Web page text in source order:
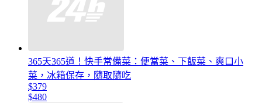
365天365道！快手常備菜：便當菜、下飯菜、爽口小
菜，冰箱保存，隨取隨吃
$379
$480